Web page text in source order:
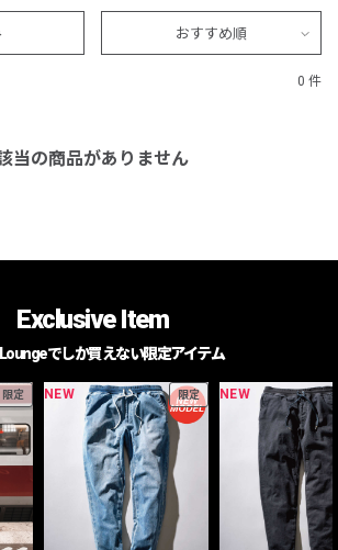
おすすめ順
0 件
当の商品がありません
Exclusive Item
でしか買えない限定アイテム
限定 NEW 限定 NEW